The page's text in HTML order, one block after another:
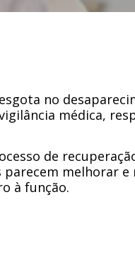
no
médica,
de
melhorar e
à função.